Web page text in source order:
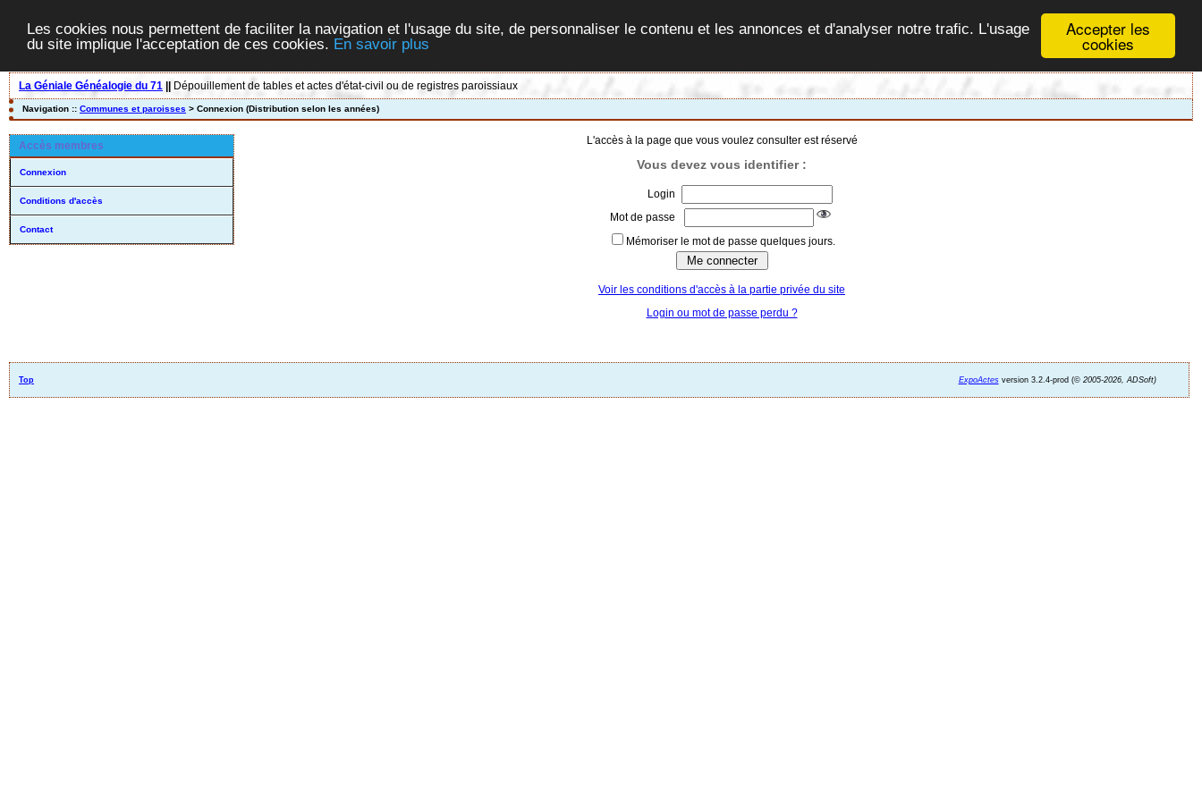
Accepter les
cookies
Les cookies nous permettent de faciliter la navigation et l'usage du site, de personnaliser le contenu et les annonces et d'analyser notre trafic. L'usage
du site implique l'acceptation de ces cookies. En savoir plus
La Géniale Généalogie du 71 Dépouillement de tables et actes d'état-civil ou de registres paroissiaux
Navigation :: Communes et paroisses > Connexion (Distribution selon les années)
Accès membres
Connexion
Conditions d'accès
Contact
L'accès à la page que vous voulez consulter est réservé
Vous devez vous identifier :
Login
Mot de passe
Mémoriser le mot de passe quelques jours.
Voir les conditions d'accès à la partie privée du site
Login ou mot de passe perdu ?
Top ExpoActesversion 3.2.4-prod (©2005-2026, ADSoft)